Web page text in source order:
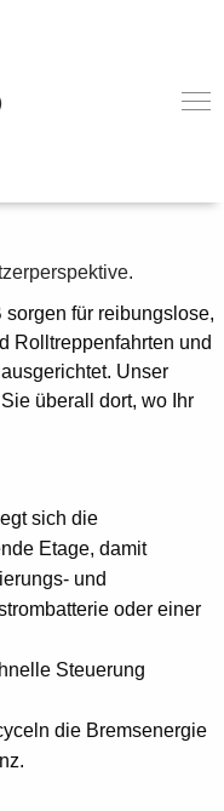
für reibungslose,
Rolltreppenfahrten und
Unser
überall dort, wo Ihr
sich die
Etage, damit
und
oder einer
Steuerung
die Bremsenergie